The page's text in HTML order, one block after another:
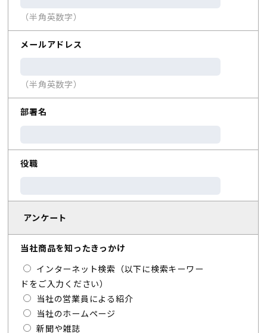
（半角英数字）
メールアドレス
（半角英数字）
部署名
役職
アンケート
当社商品を知ったきっかけ
インターネット検索（以下に検索キーワー
ドをご入力ください）
当社の営業員による紹介
当社のホームページ
新聞や雑誌